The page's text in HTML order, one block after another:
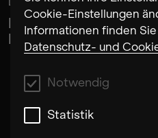
Cookie-Einstellungen
Informationen finden
Datenschutz- und
Notwendig
Statistik
Bridging
Bamako Berlin